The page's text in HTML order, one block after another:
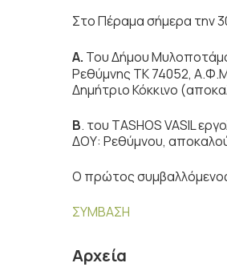
Στο Πέραμα σήμερα την
Α. Του Δήμου
Ρεθύμνης ΤΚ 74052,
Δημήτριο Κόκκινο
Β. του TASHOS VASIL
ΔΟΥ: Ρεθύμνου,
Ο πρώτος
ΣΥΜΒΑΣΗ
Αρχεία